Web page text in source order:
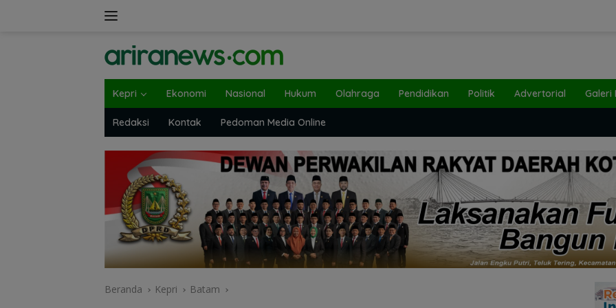
Kepri Ekonomi Nasional Hukum Olahraga Pendidikan Politik Advertorial Galeri
Redaksi Kontak Pedoman Media Online
Beranda Kepri Batam